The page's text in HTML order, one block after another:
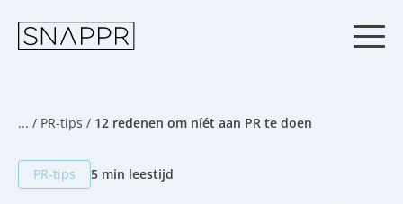
... / PR-tips / 12 redenen om níét aan PR te doen
PR-tips 5 min leestijd